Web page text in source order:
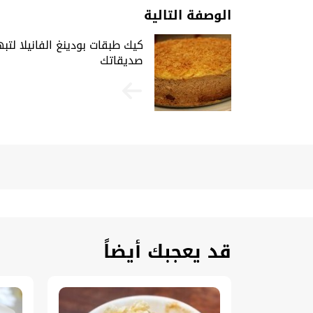
الوصفة التالية
كيك طبقات بودينغ الفانيلا
صديقاتك
قد يعجبك أيضاً